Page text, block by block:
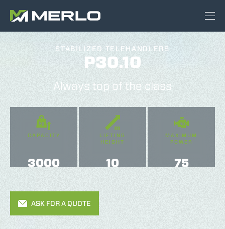
STABILIZED TELEHANDLERS
P30.10
Always top of the class
CAPACITY
3000
LIFTING
HEIGHT
10
MAXIMUM
POWER
75
ASK FOR A QUOTE